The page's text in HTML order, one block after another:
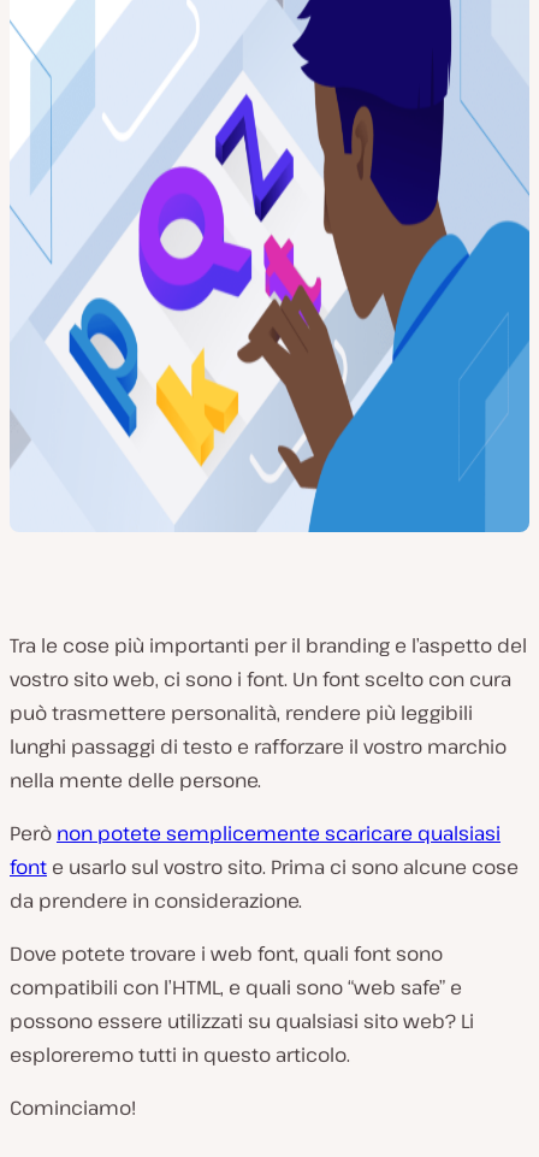
Tra le cose più importanti per il branding e l’aspetto del
vostro sito web, ci sono i font. Un font scelto con cura
può trasmettere personalità, rendere più leggibili
lunghi passaggi di testo e rafforzare il vostro marchio
nella mente delle persone.
Però non potete semplicemente scaricare qualsiasi
font e usarlo sul vostro sito. Prima ci sono alcune cose
da prendere in considerazione.
Dove potete trovare i web font, quali font sono
compatibili con l’HTML, e quali sono “web safe” e
possono essere utilizzati su qualsiasi sito web? Li
esploreremo tutti in questo articolo.
Cominciamo!